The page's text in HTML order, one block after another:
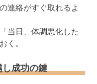
連絡がすぐ取れるよ
当日、体調悪化した
く。
成功の鍵